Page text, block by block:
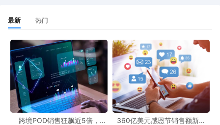
最新 热门
跨境POD销售狂飙近5倍，
360亿美元感恩节销售额新纪